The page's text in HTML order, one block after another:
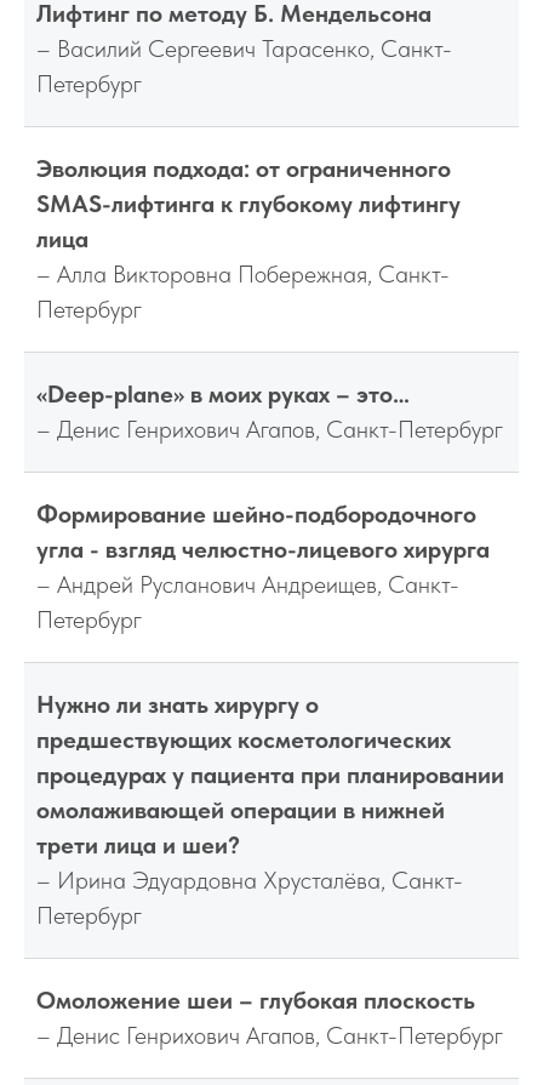
Лифтинг по методу Б. Мендельсона
– Василий Сергеевич Тарасенко, Санкт-
Петербург
Эволюция подхода: от ограниченного
SMAS-лифтинга к глубокому лифтингу
лица
– Алла Викторовна Побережная, Санкт-
Петербург
«Deep-plane» в моих руках – это…
– Денис Генрихович Агапов, Санкт-Петербург
Формирование шейно-подбородочного
угла - взгляд челюстно-лицевого хирурга
– Андрей Русланович Андреищев, Санкт-
Петербург
Нужно ли знать хирургу о
предшествующих косметологических
процедурах у пациента при планировании
омолаживающей операции в нижней
трети лица и шеи?
– Ирина Эдуардовна Хрусталёва, Санкт-
Петербург
Омоложение шеи – глубокая плоскость
– Денис Генрихович Агапов, Санкт-Петербург